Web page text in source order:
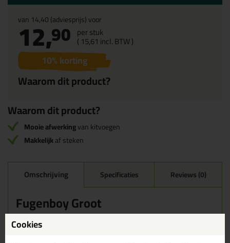
van 14,40(adviesprijs) voor
12,90 per stuk
( 15,61 incl. BTW )
10% korting
Waarom dit product?
Waarom dit product?
Mooie afwerkingvan kitvoegen
Makkelijkaf steken
Omschrijving Specificaties Reviews (0)
Fugenboy Groot
Wanneer gebruik je de Otto Chemie Fugenboy Groot?
Cookies